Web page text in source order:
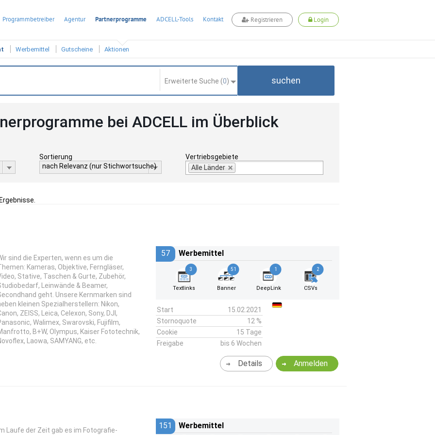
Programmbetreiber Agentur Partnerprogramme ADCELL-Tools Kontakt Registrieren Login
Werbemittel Gutscheine Aktionen
Erweiterte Suche (0) suchen
bei ADCELL im Überblick
Sortierung
nach Relevanz (nur Stichwortsuche)
Vertriebsgebiete
Alle Länder
sind die Experten, wenn es um die
Kameras, Objektive, Ferngläser,
Stative, Taschen & Gurte, Zubehör,
Leinwände & Beamer,
geht. Unsere Kernmarken sind
kleinen Spezialherstellern: Nikon,
ZEISS, Leica, Celexon, Sony, DJI,
Walimex, Swarovski, Fujifilm,
B+W, Olympus, Kaiser Fototechnik,
Laowa, SAMYANG, etc.
57 Werbemittel
3
Textlinks
51
Banner
1
DeepLink
2
CSVs
Start
15.02.2021
Stornoquote
12 %
Cookie
15 Tage
Freigabe
bis 6 Wochen
Anmelden
Details
Laufe der Zeit gab es im Fotografie-
151 Werbemittel